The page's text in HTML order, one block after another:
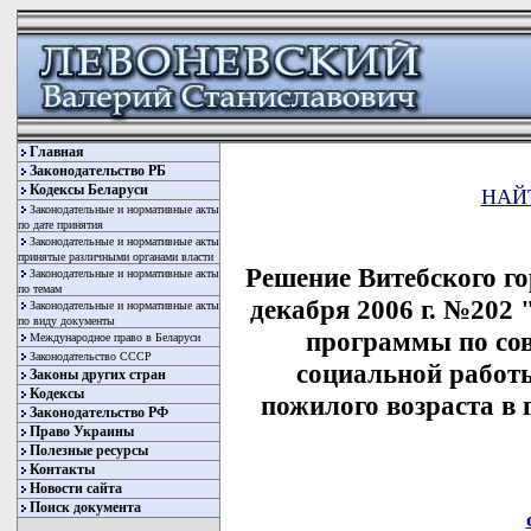
Главная
Законодательство РБ
Кодексы Беларуси
Законодательные и нормативные акты
по дате принятия
Законодательные и нормативные акты
принятые различными органами власти
Законодательные и нормативные акты
по темам
Законодательные и нормативные акты
по виду документы
Международное право в Беларуси
Законодательство СССР
Законы других стран
Кодексы
Законодательство РФ
Право Украины
Полезные ресурсы
Контакты
Новости сайта
Поиск документа
Решение Витебского
декабря 2006 г.
программы по
социальной
пожилого возраста в